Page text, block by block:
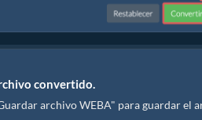
convertido.
archivo WEBA" para guardar el